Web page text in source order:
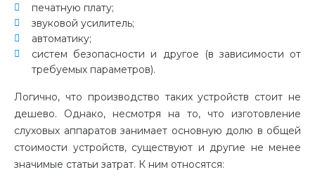
печатную плату;
звуковой усилитель;
автоматику;
систем безопасности и другое (в зависимости от
требуемых параметров).
Логично, что производство таких устройств стоит не
дешево. Однако, несмотря на то, что изготовление
слуховых аппаратов занимает основную долю в общей
стоимости устройств, существуют и другие не менее
значимые статьи затрат. К ним относятся: